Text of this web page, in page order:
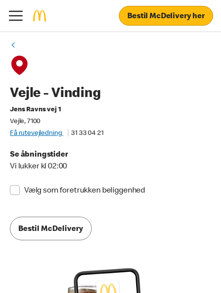
Bestil McDelivery her
Vejle - Vinding
Jens Ravns vej 1
Vejle, 7100
Få rutevejledning
31 33 04 21
Se åbningstider
Vi lukker kl 02:00
Vælg som foretrukken beliggenhed
Bestil McDelivery